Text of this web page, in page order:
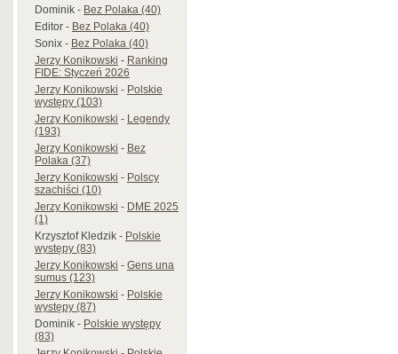
Dominik-Bez Polaka (40)
Editor-Bez Polaka (40)
Sonix-Bez Polaka (40)
Jerzy Konikowski-Ranking
FIDE: Styczeń 2026
Jerzy Konikowski-Polskie
występy (103)
Jerzy Konikowski-Legendy
(193)
Jerzy Konikowski-Bez
Polaka (37)
Jerzy Konikowski-Polscy
szachiści (10)
Jerzy Konikowski-DME 2025
(1)
Krzysztof Kledzik-Polskie
występy (83)
Jerzy Konikowski-Gens una
sumus (123)
Jerzy Konikowski-Polskie
występy (87)
Dominik-Polskie występy
(83)